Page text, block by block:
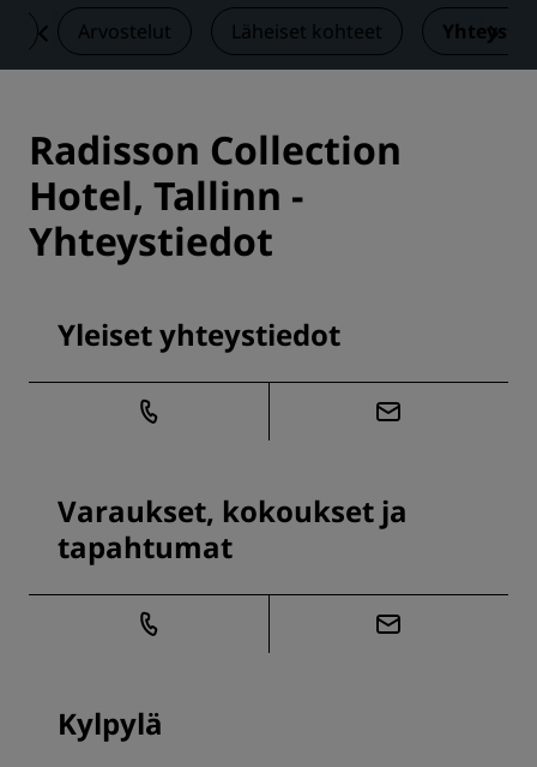
Arvostelut Läheiset kohteet
Radisson Collection
Hotel, Tallinn -
Yhteystiedot
Yleiset yhteystiedot
Varaukset, kokoukset ja
tapahtumat
Kylpylä